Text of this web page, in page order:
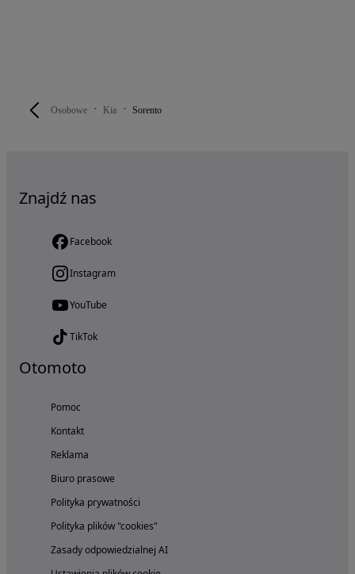
Osobowe Kia Sorento
Znajdź nas
Facebook
Instagram
YouTube
TikTok
Otomoto
Pomoc
Kontakt
Reklama
Biuro prasowe
Polityka prywatności
Polityka plików "cookies"
Zasady odpowiedzialnej AI